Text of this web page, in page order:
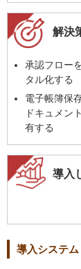
解決
承認フロー
タル化する
電子帳簿保
ドキュメン
有する
導入
導入システム